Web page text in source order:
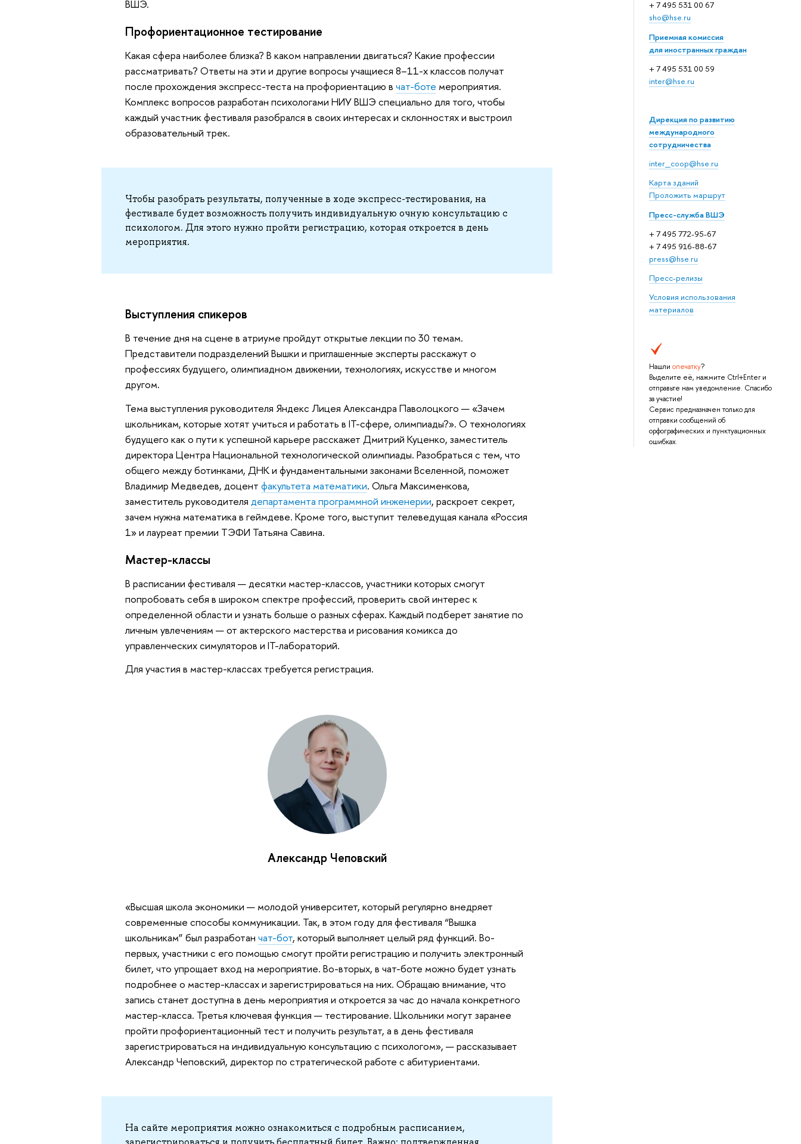
+ 7 495 531 00 67
sho@hse.ru
Приемная комиссия
для иностранных граждан
+ 7 495 531 00 59
inter@hse.ru
Дирекция по развитию
международного
сотрудничества
inter_coop@hse.ru
Карта зданий
Проложить маршрут
Пресс-служба ВШЭ
+ 7 495 772-95-67
+ 7 495 916-88-67
press@hse.ru
Пресс-релизы
Условия использования
материалов
Нашли опечатку?
Выделите её, нажмите Ctrl+Enter и
отправьте нам уведомление. Спасибо
за участие!
Сервис предназначен только для
отправки сообщений об
орфографических и пунктуационных
ошибках.
ВШЭ.
Профо­риентационное тестирование
Какая сфера наиболее близка? В каком направлении двигаться? Какие профессии
рассматривать? Ответы на эти и другие вопросы учащиеся 8–11-х классов получат
после прохождения экспресс-теста на профориентацию в чат-боте мероприятия.
Комплекс вопросов разработан психологами НИУ ВШЭ специально для того, чтобы
каждый участник фестиваля разобрался в своих интересах и склонностях и выстроил
образовательный трек.
Чтобы разобрать результаты, полученные в ходе экспресс-тестирования, на
фестивале будет возможность получить индивидуальную очную консультацию с
психологом. Для этого нужно пройти регистрацию, которая откроется в день
мероприятия.
Выступления спикеров
В течение дня на сцене в атриуме пройдут открытые лекции по 30 темам.
Представители подразделений Вышки и приглашенные эксперты расскажут о
профессиях будущего, олимпиадном движении, технологиях, искусстве и многом
другом.
Тема выступления руководителя Яндекс Лицея Александра Паволоцкого — «Зачем
школьникам, которые хотят учиться и работать в IT-сфере, олимпиады?». О технологиях
будущего как о пути к успешной карьере расскажет Дмитрий Куценко, заместитель
директора Центра Национальной технологической олимпиады. Разобраться с тем, что
общего между ботинками, ДНК и фундаментальными законами Вселенной, поможет
Владимир Медведев, доцент факультета математики. Ольга Максименкова,
заместитель руководителя департамента программной инженерии, раскроет секрет,
зачем нужна математика в геймдеве. Кроме того, выступит телеведущая канала «Россия
1» и лауреат премии ТЭФИ Татьяна Савина.
Мастер-классы
В расписании фестиваля — десятки мастер-классов, участники которых смогут
попробовать себя в широком спектре профессий, проверить свой интерес к
определенной области и узнать больше о разных сферах. Каждый подберет занятие по
личным увлечениям — от актерского мастерства и рисования комикса до
управленческих симуляторов и IT-лабораторий.
Для участия в мастер-классах требуется регистрация.
Александр Чеповский
«Высшая школа экономики — молодой университет, который регулярно внедряет
современные способы коммуникации. Так, в этом году для фестиваля “Вышка
школьникам” был разработан чат-бот, который выполняет целый ряд функций. Во-
первых, участники с его помощью смогут пройти регистрацию и получить электронный
билет, что упрощает вход на мероприятие. Во-вторых, в чат-боте можно будет узнать
подробнее о мастер-классах и зарегистрироваться на них. Обращаю внимание, что
запись станет доступна в день мероприятия и откроется за час до начала конкретного
мастер-класса. Третья ключевая функция — тестирование. Школьники могут заранее
пройти профориентационный тест и получить результат, а в день фестиваля
зарегистрироваться на индивидуальную консультацию с психологом», — рассказывает
Александр Чеповский, директор по стратегической работе с абитуриентами.
На сайте мероприятия можно ознакомиться с подробным расписанием,